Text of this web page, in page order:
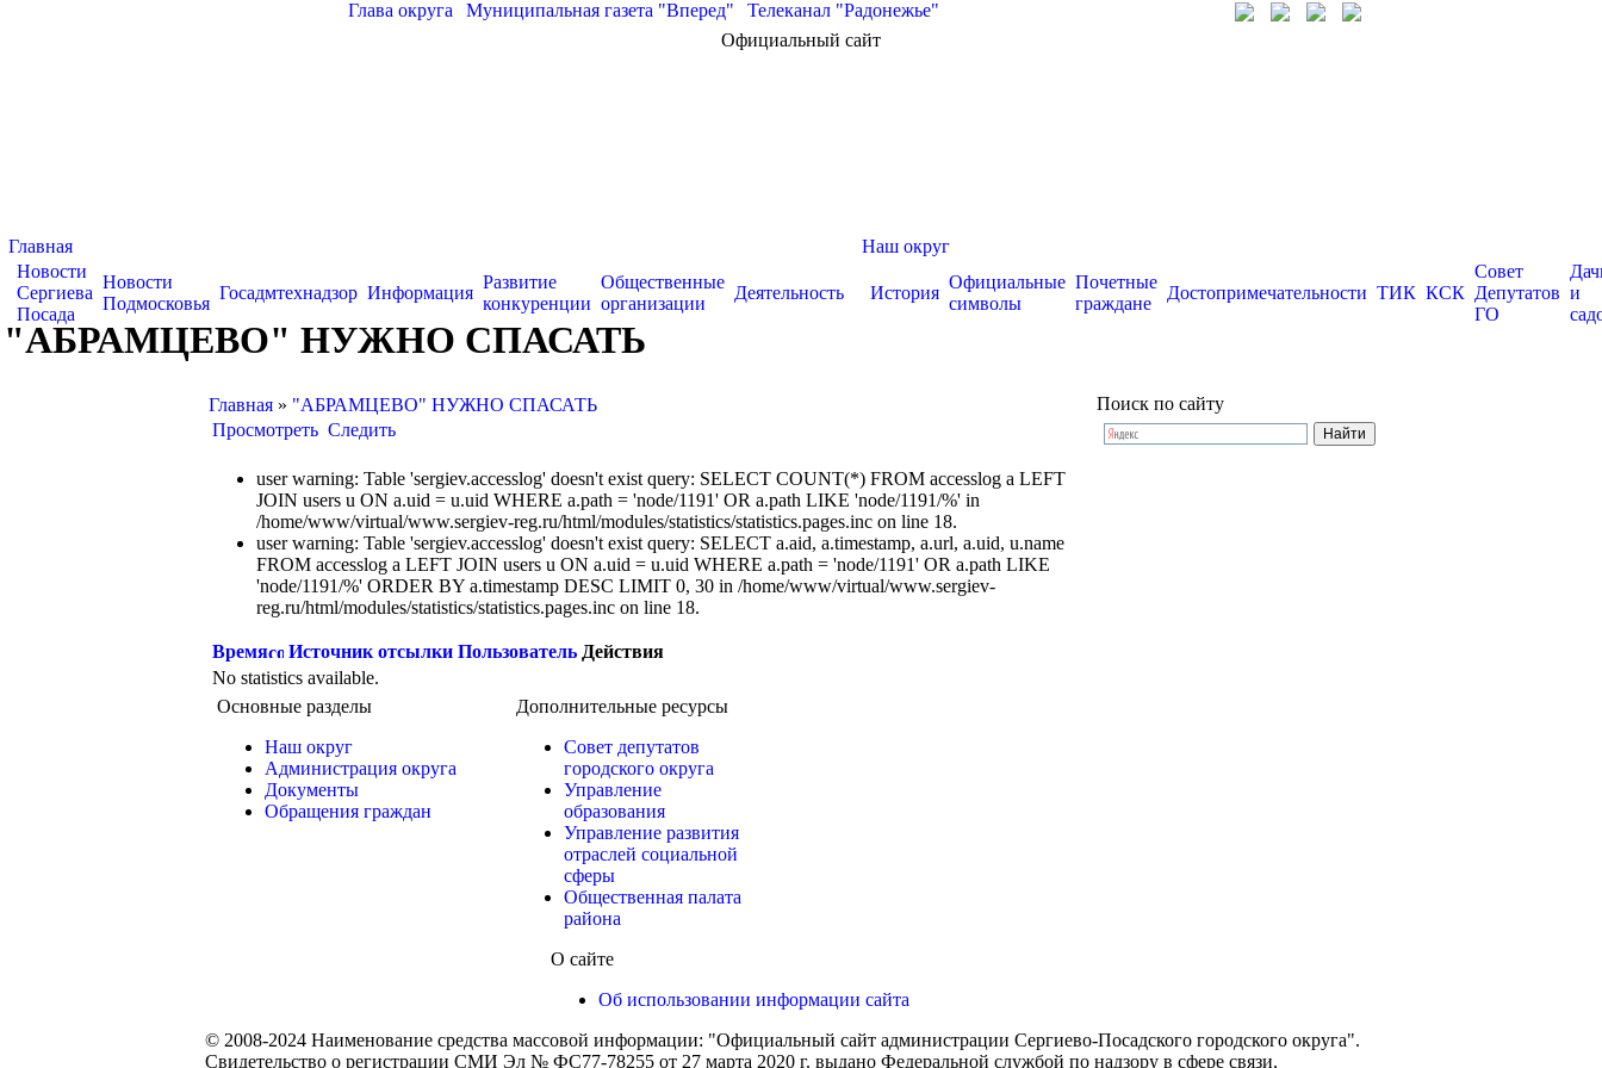
Глава округа Муниципальная газета "Вперед"
Телеканал "Радонежье"
Официальный сайт
Главная
Новости
Сергиева
Посада
Новости
Подмосковья
Госадмтехнадзор Информация
Развитие
конкуренции
Общественные
организации
Деятельность
Наш округ
История
Официальные
символы
Почетные
граждане
Достопримечательности ТИК КСК
Совет
Депутатов
ГО
и
"АБРАМЦЕВО" НУЖНО СПАСАТЬ
Главная » "АБРАМЦЕВО" НУЖНО СПАСАТЬ
Просмотреть Следить
user warning: Table 'sergiev.accesslog' doesn't exist query: SELECT COUNT(*) FROM accesslog a LEFT
JOIN users u ON a.uid = u.uid WHERE a.path = 'node/1191' OR a.path LIKE 'node/1191/%' in
/home/www/virtual/www.sergiev-reg.ru/html/modules/statistics/statistics.pages.inc on line 18.
user warning: Table 'sergiev.accesslog' doesn't exist query: SELECT a.aid, a.timestamp, a.url, a.uid, u.name
FROM accesslog a LEFT JOIN users u ON a.uid = u.uid WHERE a.path = 'node/1191' OR a.path LIKE
'node/1191/%' ORDER BY a.timestamp DESC LIMIT 0, 30 in /home/www/virtual/www.sergiev-
reg.ru/html/modules/statistics/statistics.pages.inc on line 18.
Время Источник отсылки Пользователь Действия
No statistics available.
Поиск по сайту
Основные разделы
Наш округ
Администрация округа
Документы
Обращения граждан
Дополнительные ресурсы
Совет депутатов
городского округа
Управление
образования
Управление развития
отраслей социальной
сферы
Общественная палата
района
О сайте
Об использовании информации сайта
© 2008-2024 Наименование средства массовой информации: "Официальный сайт администрации Сергиево-Посадского городского округа".
Свидетельство о регистрации СМИ Эл № ФС77-78255 от 27 марта 2020 г. выдано Федеральной службой по надзору в сфере связи,